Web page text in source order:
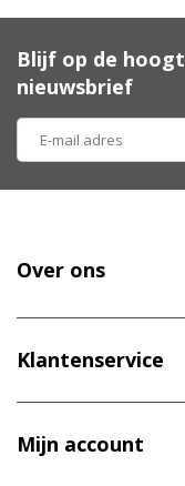
Blijf op de
nieuwsbrief
Over ons
Klantenservice
Mijn account